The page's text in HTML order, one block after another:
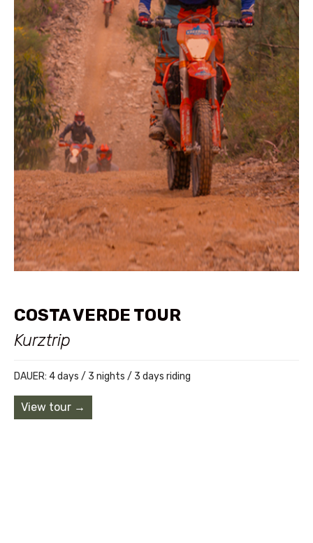
COSTA VERDE TOUR
Kurztrip
DAUER: 4 days / 3 nights / 3 days riding
View tour →